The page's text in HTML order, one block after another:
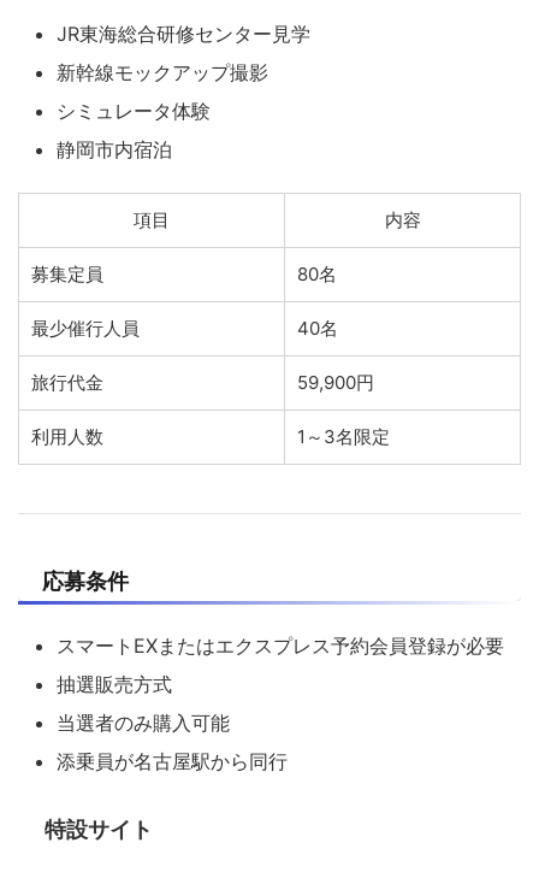
JR東海総合研修センター見学
新幹線モックアップ撮影
シミュレータ体験
静岡市内宿泊
項目 内容
募集定員 80名
最少催行人員 40名
旅行代金 59,900円
利用人数 1～3名限定
応募条件
スマートEXまたはエクスプレス予約会員登録が必要
抽選販売方式
当選者のみ購入可能
添乗員が名古屋駅から同行
特設サイト